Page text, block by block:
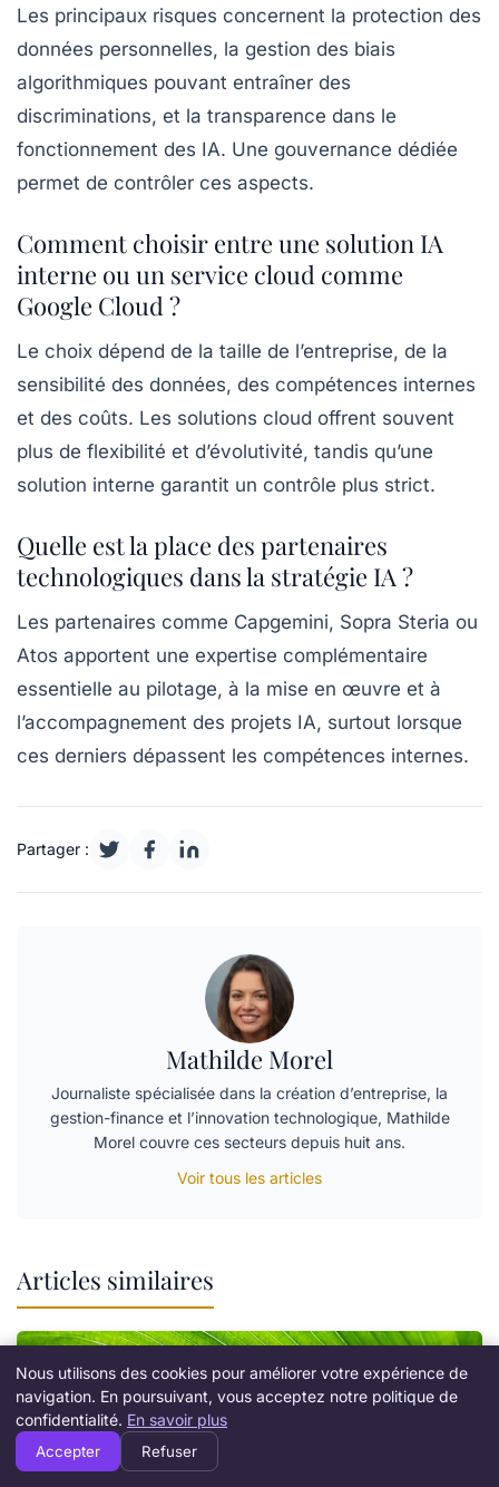
Les principaux risques concernent la protection des
données personnelles, la gestion des biais
algorithmiques pouvant entraîner des
discriminations, et la transparence dans le
fonctionnement des IA. Une gouvernance dédiée
permet de contrôler ces aspects.
Comment choisir entre une solution IA
interne ou un service cloud comme
Google Cloud ?
Le choix dépend de la taille de l’entreprise, de la
sensibilité des données, des compétences internes
et des coûts. Les solutions cloud offrent souvent
plus de flexibilité et d’évolutivité, tandis qu’une
solution interne garantit un contrôle plus strict.
Quelle est la place des partenaires
technologiques dans la stratégie IA ?
Les partenaires comme Capgemini, Sopra Steria ou
Atos apportent une expertise complémentaire
essentielle au pilotage, à la mise en œuvre et à
l’accompagnement des projets IA, surtout lorsque
ces derniers dépassent les compétences internes.
Partager :
Mathilde Morel
Journaliste spécialisée dans la création d’entreprise, la
gestion-finance et l’innovation technologique, Mathilde
Morel couvre ces secteurs depuis huit ans.
Voir tous les articles
Articles similaires
Nous utilisons des cookies pour améliorer votre expérience de
navigation. En poursuivant, vous acceptez notre politique de
confidentialité. En savoir plus
Accepter Refuser